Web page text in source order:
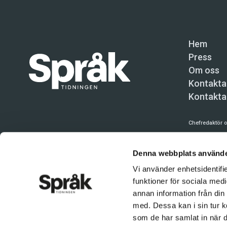
Denna webbplats
Vi använder
funktioner för sociala
annan information från
med. Dessa kan i sin tur
som de har samlat in när
Hem
Press
Om oss
Chefredaktör
Kundtjänst
Användning
tillåten.
©